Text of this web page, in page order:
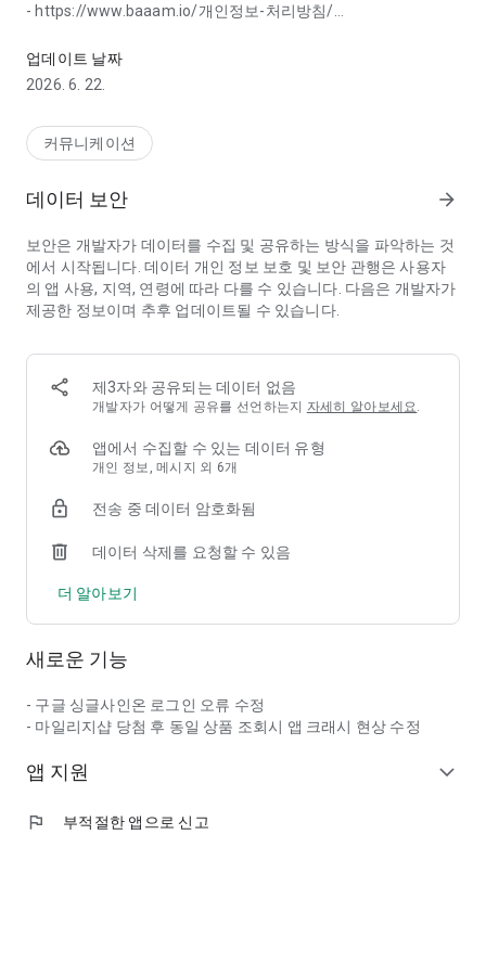
- https://www.baaam.io/개인정보-처리방침/
선택적 접근 권한
- 카메라/앨범: 프로필 사진 변경, 메시지 보내기 중 이미지, 음성,
해 허용하지 않아도 해당 기능 외 기능을 이용할 수 있습니다.
----
(주)만든다 의사당대로 83
영등포구 서울
영등포구, 서울특별시 07325
South Korea 2268601885 2021-서울서대문-0865 서대문구청
업데이트 날짜
2026. 6. 22.
커뮤니케이션
데이터 보안 arrow_forward
보안은 개발자가 데이터를 수집 및 공유하는 방식을 파악하는 것
에서 시작됩니다. 데이터 개인 정보 보호 및 보안 관행은 사용자
의 앱 사용, 지역, 연령에 따라 다를 수 있습니다. 다음은 개발자가
제공한 정보이며 추후 업데이트될 수 있습니다.
제3자와 공유되는 데이터 없음
개발자가 어떻게 공유를 선언하는지 자세히 알아보세요.
앱에서 수집할 수 있는 데이터 유형
개인 정보, 메시지 외 6개
전송 중 데이터 암호화됨
데이터 삭제를 요청할 수 있음
더 알아보기
새로운 기능
- 구글 싱글사인온 로그인 오류 수정
- 마일리지샵 당첨 후 동일 상품 조회시 앱 크래시 현상 수정
앱 지원 expand_more
flag 부적절한 앱으로 신고